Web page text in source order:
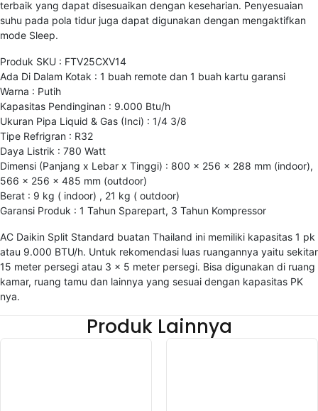
terbaik yang dapat disesuaikan dengan keseharian. Penyesuaian
suhu pada pola tidur juga dapat digunakan dengan mengaktifkan
mode Sleep.
Produk SKU : FTV25CXV14
Ada Di Dalam Kotak : 1 buah remote dan 1 buah kartu garansi
Warna : Putih
Kapasitas Pendinginan : 9.000 Btu/h
Ukuran Pipa Liquid & Gas (Inci) : 1/4 3/8
Tipe Refrigran : R32
Daya Listrik : 780 Watt
Dimensi (Panjang x Lebar x Tinggi) : 800 x 256 x 288 mm (indoor),
566 x 256 x 485 mm (outdoor)
Berat : 9 kg ( indoor) , 21 kg ( outdoor)
Garansi Produk : 1 Tahun Sparepart, 3 Tahun Kompressor
AC Daikin Split Standard buatan Thailand ini memiliki kapasitas 1 pk
atau 9.000 BTU/h. Untuk rekomendasi luas ruangannya yaitu sekitar
15 meter persegi atau 3 x 5 meter persegi. Bisa digunakan di ruang
kamar, ruang tamu dan lainnya yang sesuai dengan kapasitas PK
nya.
Produk Lainnya